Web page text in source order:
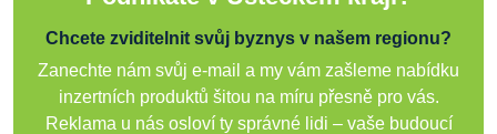
Chcete zviditelnit svůj byznys v našem regionu?
Zanechte nám svůj e-mail a my vám zašleme nabídku
inzertních produktů šitou na míru přesně pro vás.
Reklama u nás osloví ty správné lidi – vaše budoucí